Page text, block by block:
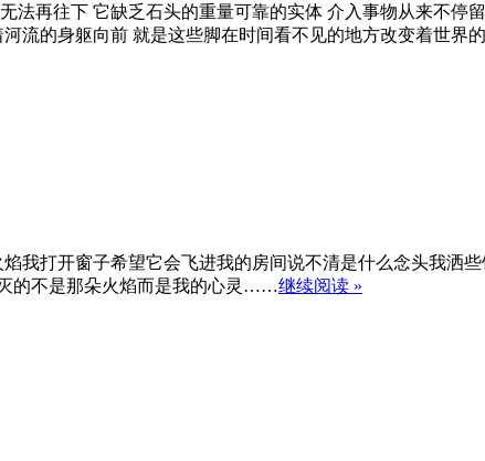
法再往下 它缺乏石头的重量可靠的实体 介入事物从来不停
流的身躯向前 就是这些脚在时间看不见的地方改变着世
我打开窗子希望它会飞进我的房间说不清是什么念头我洒
的不是那朵火焰而是我的心灵……继续阅读 »